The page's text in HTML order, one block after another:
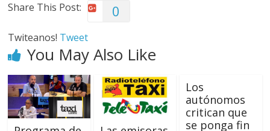
Share This Post: 0
Twiteanos! Tweet
You May Also Like
Los
autónomos
critican que
se ponga fin